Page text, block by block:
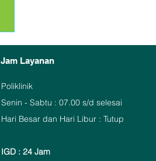
Jam Layanan
Poliklinik
Senin - Sabtu : 07.00 s/d selesai
Hari Besar dan Hari Libur : Tutup
IGD : 24 Jam